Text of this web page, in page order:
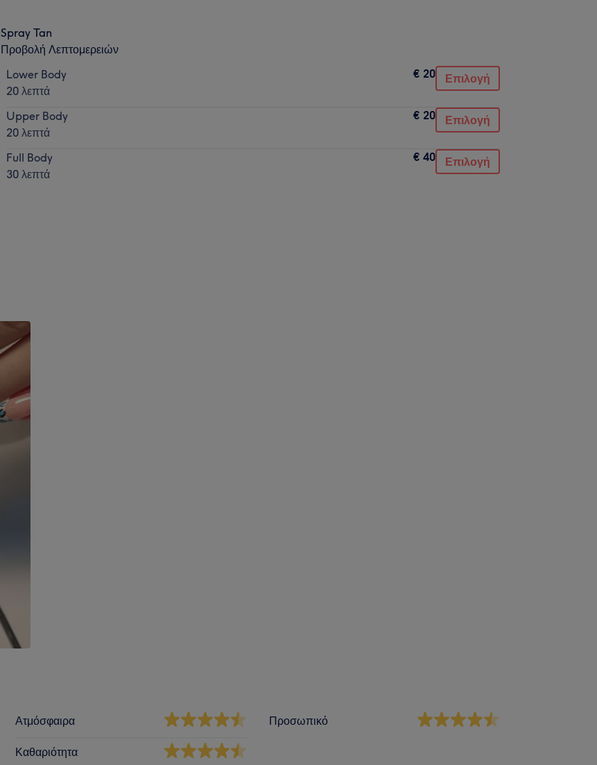
Spray Tan
Προβολή Λεπτομερειών
Lower Body
20 λεπτά
€ 20 Επιλογή
Upper Body
20 λεπτά
€ 20 Επιλογή
Full Body
30 λεπτά
€ 40 Επιλογή
Ατμόσφαιρα
Καθαριότητα
Προσωπικό